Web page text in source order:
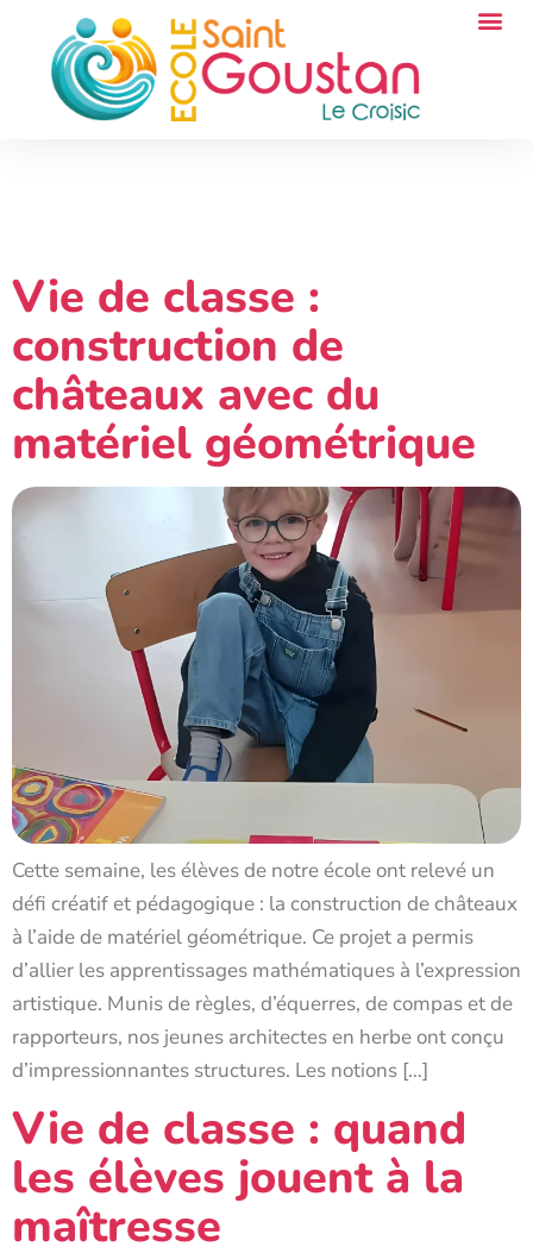
Vie de classe :
construction de
châteaux avec du
matériel géométrique
Cette semaine, les élèves de notre école ont relevé un
défi créatif et pédagogique : la construction de châteaux
à l’aide de matériel géométrique. Ce projet a permis
d’allier les apprentissages mathématiques à l’expression
artistique. Munis de règles, d’équerres, de compas et de
rapporteurs, nos jeunes architectes en herbe ont conçu
d’impressionnantes structures. Les notions […]
Vie de classe : quand
les élèves jouent à la
maîtresse